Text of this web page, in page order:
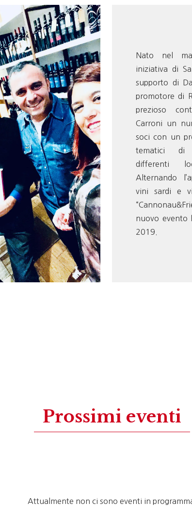
Nato nel
iniziativa di
supporto di
promotore di
prezioso
Carroni un
soci con un
tematici di
differenti
Alternando
vini sardi e
nuovo evento
2019.
Prossimi eventi
Attualmente non ci sono eventi in